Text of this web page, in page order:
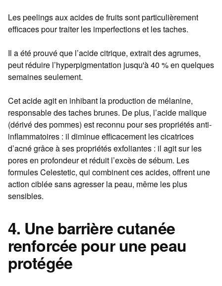
Les peelings aux acides de fruits sont particulièrement
efficaces pour traiter les imperfections et les taches.
Il a été prouvé que l’acide citrique, extrait des agrumes,
peut réduire l’hyperpigmentation jusqu'à 40 % en quelques
semaines seulement.
Cet acide agit en inhibant la production de mélanine,
responsable des taches brunes. De plus, l’acide malique
(dérivé des pommes) est reconnu pour ses propriétés anti-
inflammatoires : il diminue efficacement les cicatrices
d’acné grâce à ses propriétés exfoliantes : il agit sur les
pores en profondeur et réduit l’excès de sébum. Les
formules Celestetic, qui combinent ces acides, offrent une
action ciblée sans agresser la peau, même les plus
sensibles.
4. Une barrière cutanée
renforcée pour une peau
protégée